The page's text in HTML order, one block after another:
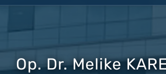
Op. Dr. Melike